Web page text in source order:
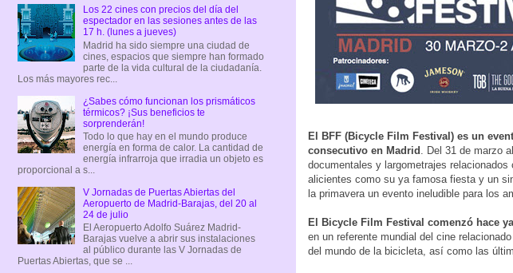
El BFF (Bicycle Film Festival) es un
consecutivo en Madrid . Del 31 de marzo
documentales y largometrajes
alicientes como su ya famosa fiesta y un
la primavera un evento ineludible para los
El Bicycle Film Festival comenzó hace
en un referente mundial del cine
del mundo de la bicicleta, así como las
Los 22 cines con precios del día del
espectador en las sesiones antes de las
17 h. (lunes a jueves)
Madrid ha sido siempre una ciudad de
cines, espacios que siempre han formado
parte de la vida cultural de la ciudadanía.
Los más mayores rec...
¿Sabes cómo funcionan los prismáticos
térmicos? ¡Sus beneficios te
sorprenderán!
Todo lo que hay en el mundo produce
energía en forma de calor. La cantidad de
energía infrarroja que irradia un objeto es
proporcional a s...
V Jornadas de Puertas Abiertas del
Aeropuerto de Madrid-Barajas, del 20 al
24 de julio
El Aeropuerto Adolfo Suárez Madrid-
Barajas vuelve a abrir sus instalaciones
al público durante las V Jornadas de
Puertas Abiertas, que se ...